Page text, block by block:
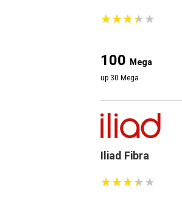
★★★★★
★★★★★
100 Mega
up 30 Mega
Iliad Fibra
★★★★★
★★★★★